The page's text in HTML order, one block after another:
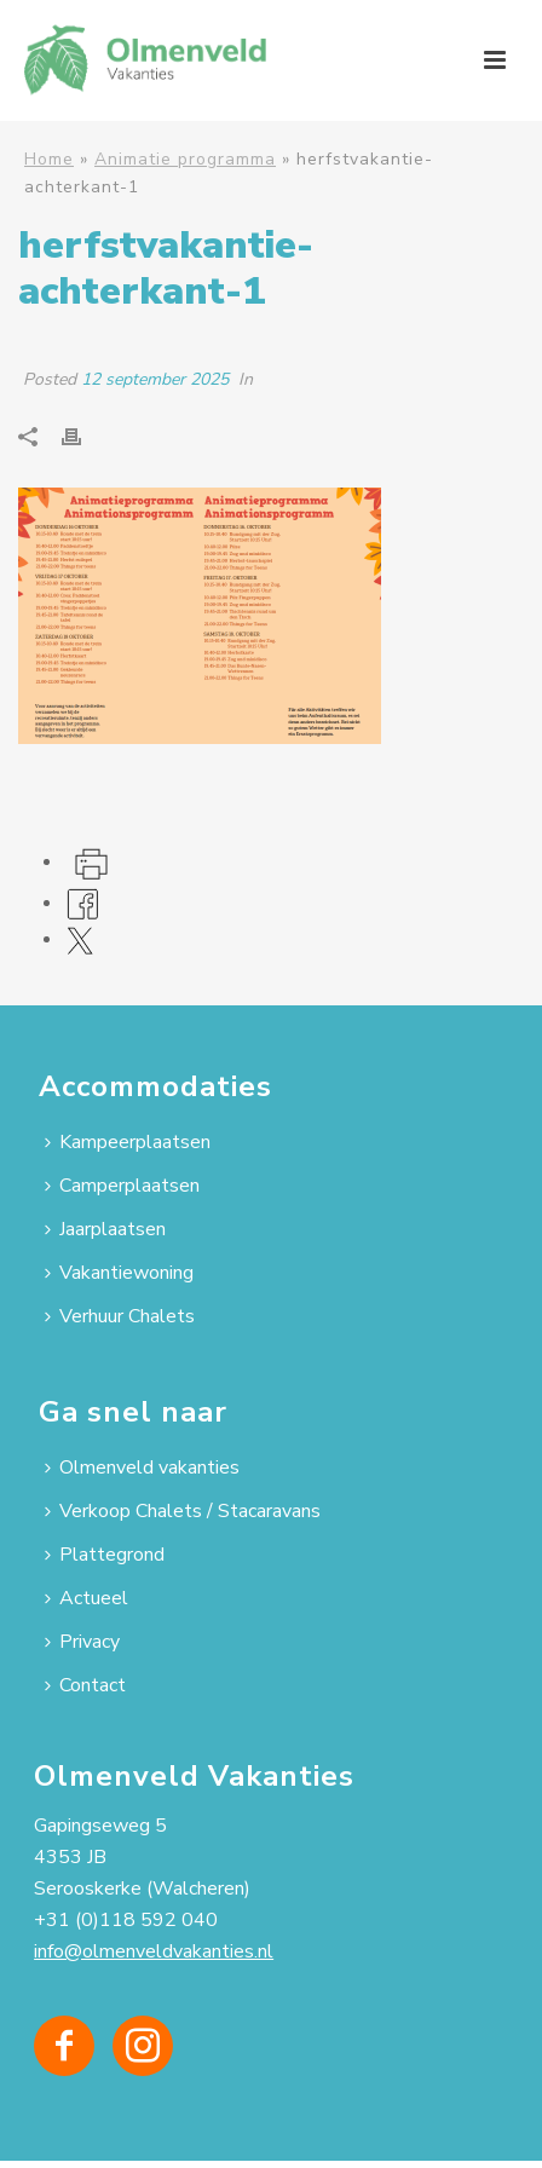
Home » Animatie programma » herfstvakantie-
achterkant-1
herfstvakantie-
achterkant-1
Posted12 september 2025 In
Accommodaties
Kampeerplaatsen
Camperplaatsen
Jaarplaatsen
Vakantiewoning
Verhuur Chalets
Ga snel naar
Olmenveld vakanties
Verkoop Chalets / Stacaravans
Plattegrond
Actueel
Privacy
Contact
Olmenveld Vakanties
Gapingseweg 5
4353 JB
Serooskerke (Walcheren)
+31 (0)118 592 040
info@olmenveldvakanties.nl